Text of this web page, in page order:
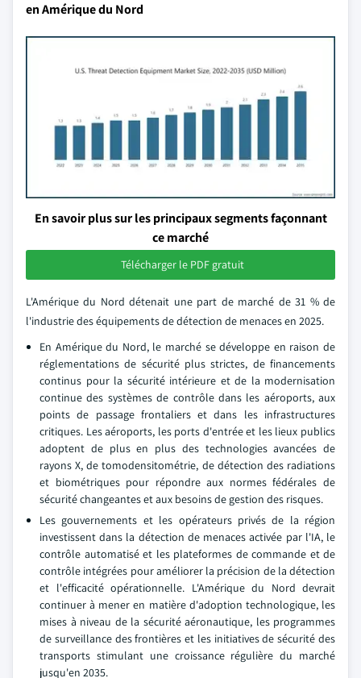
en Amérique du Nord
En savoir plus sur les principaux segments façonnant
ce marché
Télécharger le PDF gratuit
L'Amérique du Nord détenait une part de marché de 31 % de
l'industrie des équipements de détection de menaces en 2025.
En Amérique du Nord, le marché se développe en raison de
réglementations de sécurité plus strictes, de financements
continus pour la sécurité intérieure et de la modernisation
continue des systèmes de contrôle dans les aéroports, aux
points de passage frontaliers et dans les infrastructures
critiques. Les aéroports, les ports d'entrée et les lieux publics
adoptent de plus en plus des technologies avancées de
rayons X, de tomodensitométrie, de détection des radiations
et biométriques pour répondre aux normes fédérales de
sécurité changeantes et aux besoins de gestion des risques.
Les gouvernements et les opérateurs privés de la région
investissent dans la détection de menaces activée par l'IA, le
contrôle automatisé et les plateformes de commande et de
contrôle intégrées pour améliorer la précision de la détection
et l'efficacité opérationnelle. L'Amérique du Nord devrait
continuer à mener en matière d'adoption technologique, les
mises à niveau de la sécurité aéronautique, les programmes
de surveillance des frontières et les initiatives de sécurité des
transports stimulant une croissance régulière du marché
jusqu'en 2035.